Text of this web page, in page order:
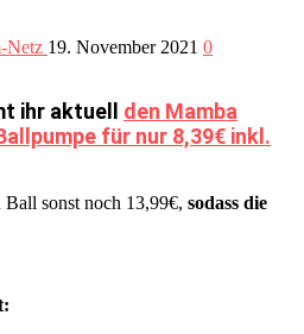
Netz 19. November 2021 0
ihr aktuell den Mamba
für nur 8,39€ inkl.
sonst noch 13,99€, sodass die